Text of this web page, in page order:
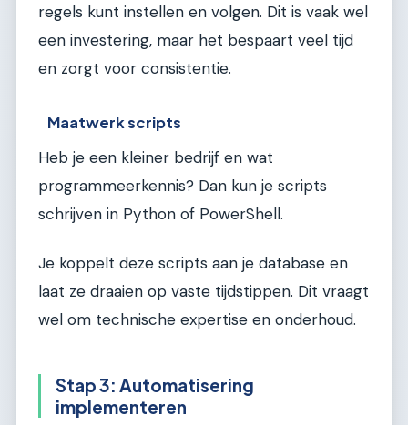
regels kunt instellen en volgen. Dit is vaak wel
een investering, maar het bespaart veel tijd
en zorgt voor consistentie.
Maatwerk scripts
Heb je een kleiner bedrijf en wat
programmeerkennis? Dan kun je scripts
schrijven in Python of PowerShell.
Je koppelt deze scripts aan je database en
laat ze draaien op vaste tijdstippen. Dit vraagt
wel om technische expertise en onderhoud.
Stap 3: Automatisering
implementeren